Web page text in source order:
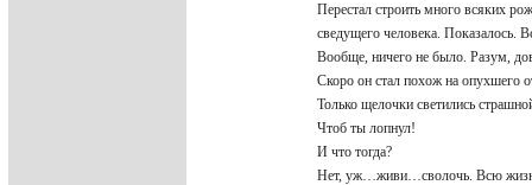
Перестал строить много всяких
сведущего человека. Показалось.
Вообще, ничего не было. Разум,
Скоро он стал похож на опухшего
Только щелочки светились
Чтоб ты лопнул!
И что тогда?
Нет, уж…живи…сволочь. Всю